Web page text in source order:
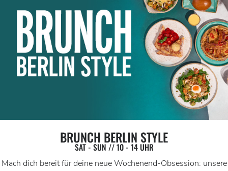
BRUNCH BERLIN STYLE
SAT - SUN // 10 - 14 UHR
Mach dich bereit für deine neue Wochenend-Obsession: unsere